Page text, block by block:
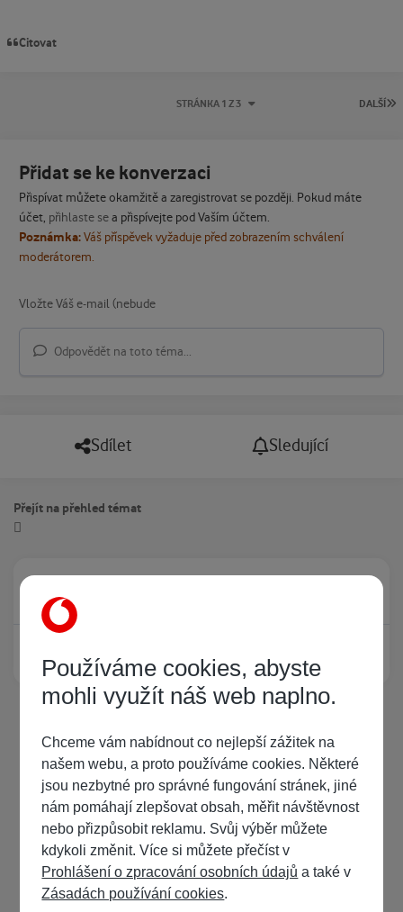
Citovat
DALŠÍ
STRÁNKA 1 Z 3
Přidat se ke konverzaci
Přispívat můžete okamžitě a zaregistrovat se později. Pokud máte
účet, přihlaste sea přispívejte pod Vaším účtem.
Poznámka:Váš příspěvek vyžaduje před zobrazením schválení
moderátorem.
Odpovědět na toto téma...
Sdílet Sledující
Přejít na přehled témat
Žádný registrovaný uživatel si neprohlíží tuto stránku
Používáme cookies, abyste
mohli využít náš web naplno.
Chceme vám nabídnout co nejlepší zážitek na
našem webu, a proto používáme cookies. Některé
jsou nezbytné pro správné fungování stránek, jiné
nám pomáhají zlepšovat obsah, měřit návštěvnost
nebo přizpůsobit reklamu. Svůj výběr můžete
kdykoli změnit. Více si můžete přečíst v
Prohlášení o zpracování osobních údajů a také v
Zásadách používání cookies.